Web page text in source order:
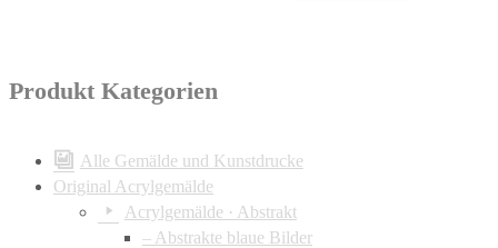
Produkt Kategorien
Alle Gemälde und Kunstdrucke
Original Acrylgemälde
Acrylgemälde · Abstrakt
– Abstrakte blaue Bilder